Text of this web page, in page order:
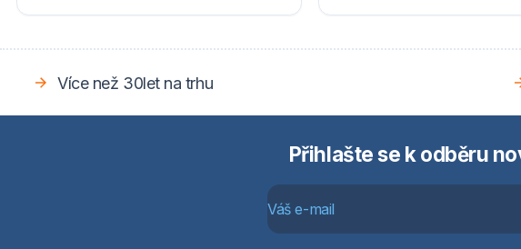
Více než 30let na trhu
Přihlašte se k odběru